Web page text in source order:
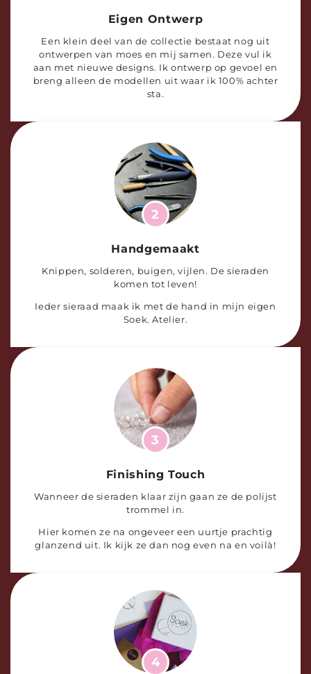
Eigen Ontwerp
Een klein deel van de collectie bestaat nog uit
ontwerpen van moes en mij samen. Deze vul ik
aan met nieuwe designs. Ik ontwerp op gevoel en
breng alleen de modellen uit waar ik 100% achter
sta.
2
Handgemaakt
Knippen, solderen, buigen, vijlen. De sieraden
komen tot leven!
Ieder sieraad maak ik met de hand in mijn eigen
Soek. Atelier.
3
Finishing Touch
Wanneer de sieraden klaar zijn gaan ze de polijst
trommel in.
Hier komen ze na ongeveer een uurtje prachtig
glanzend uit. Ik kijk ze dan nog even na en voilà!
4